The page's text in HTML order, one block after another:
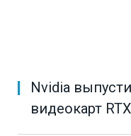
Nvidia
видеокарт RTX